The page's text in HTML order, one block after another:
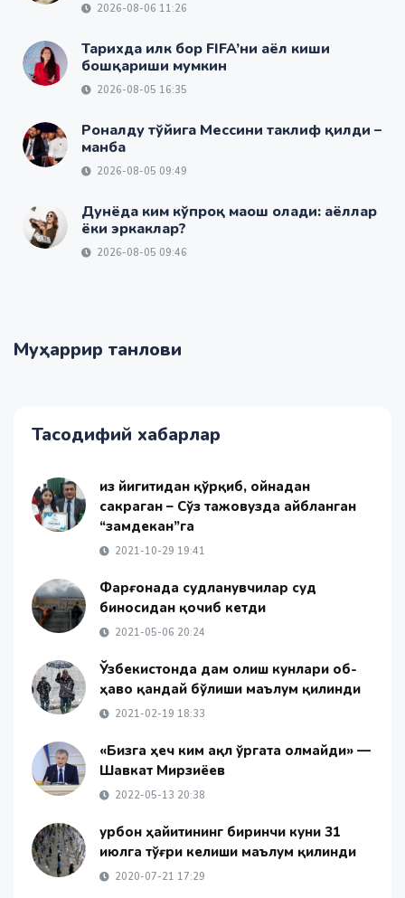
2026-08-06 11:26
Тарихда илк бор FIFA’ни аёл киши
бошқариши мумкин
2026-08-05 16:35
Роналду тўйига Мессини таклиф қилди –
манба
2026-08-05 09:49
Дунёда ким кўпроқ маош олади: аёллар
ёки эркаклар?
2026-08-05 09:46
Муҳаррир танлови
Тасодифий хабарлар
Қиз йигитидан қўрқиб, ойнадан
сакраган – Сўз тажовузда айбланган
“замдекан”га
2021-10-29 19:41
Фарғонада судланувчилар суд
биносидан қочиб кетди
2021-05-06 20:24
Ўзбекистонда дам олиш кунлари об-
ҳаво қандай бўлиши маълум қилинди
2021-02-19 18:33
«Бизга ҳеч ким ақл ўргата олмайди» —
Шавкат Мирзиёев
2022-05-13 20:38
Қурбон ҳайитининг биринчи куни 31
июлга тўғри келиши маълум қилинди
2020-07-21 17:29